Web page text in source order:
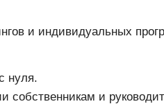
и индивидуальных
нуля.
собственникам и